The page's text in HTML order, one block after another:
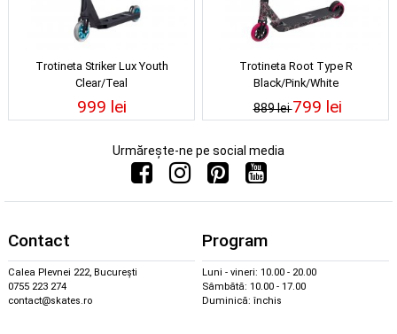
Trotineta Striker Lux Youth
Clear/Teal
999 lei
Trotineta Root Type R
Black/Pink/White
889 lei799 lei
Urmărește-ne pe social media
Contact
Calea Plevnei 222, București
0755 223 274
contact@skates.ro
Program
Luni - vineri: 10.00 - 20.00
Sâmbătă: 10.00 - 17.00
Duminică: închis